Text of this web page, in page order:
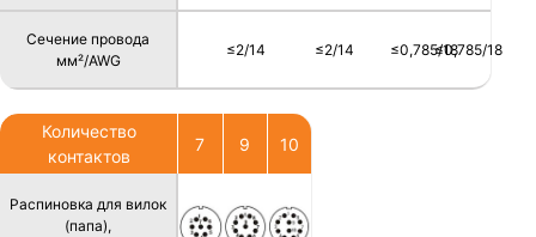
Сечение провода
мм²/AWG
≤2/14 ≤2/14 ≤0,785/18≤0,785/18
Количество
контактов
Распиновка для вилок
(папа),
7 9 10